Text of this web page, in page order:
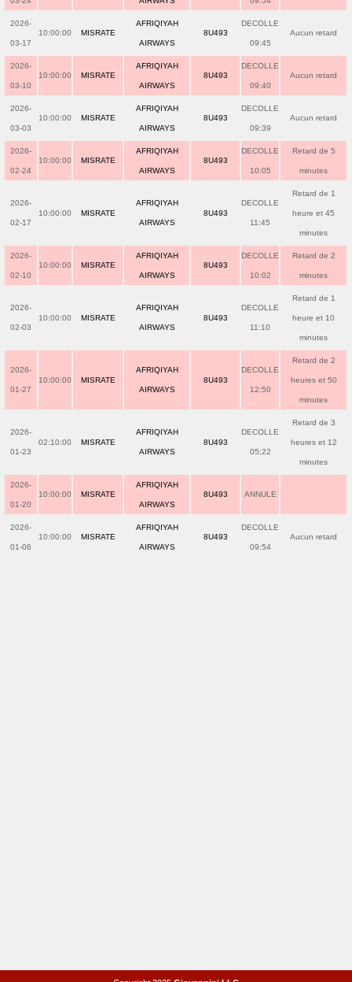
2026-
03-17
10:00:00 MISRATE
AFRIQIYAH
AIRWAYS
8U493
DECOLLE
09:45
Aucun retard
2026-
03-10
10:00:00 MISRATE
AFRIQIYAH
AIRWAYS
8U493
DECOLLE
09:40
Aucun retard
2026-
03-03
10:00:00 MISRATE
AFRIQIYAH
AIRWAYS
8U493
DECOLLE
09:39
Aucun retard
2026-
02-24
10:00:00 MISRATE
AFRIQIYAH
AIRWAYS
8U493
DECOLLE
10:05
Retard de 5
minutes
2026-
02-17
10:00:00 MISRATE
AFRIQIYAH
AIRWAYS
8U493
DECOLLE
11:45
Retard de 1
heure et 45
minutes
2026-
02-10
10:00:00 MISRATE
AFRIQIYAH
AIRWAYS
8U493
DECOLLE
10:02
Retard de 2
minutes
2026-
02-03
10:00:00 MISRATE
AFRIQIYAH
AIRWAYS
8U493
DECOLLE
11:10
Retard de 1
heure et 10
minutes
2026-
01-27
10:00:00 MISRATE
AFRIQIYAH
AIRWAYS
8U493
DECOLLE
12:50
Retard de 2
heures et 50
minutes
2026-
01-23
02:10:00 MISRATE
AFRIQIYAH
AIRWAYS
8U493
DECOLLE
05:22
Retard de 3
heures et 12
minutes
2026-
01-20
10:00:00 MISRATE
AFRIQIYAH
AIRWAYS
8U493 ANNULE
2026-
01-06
10:00:00 MISRATE
AFRIQIYAH
AIRWAYS
8U493
DECOLLE
09:54
Aucun retard